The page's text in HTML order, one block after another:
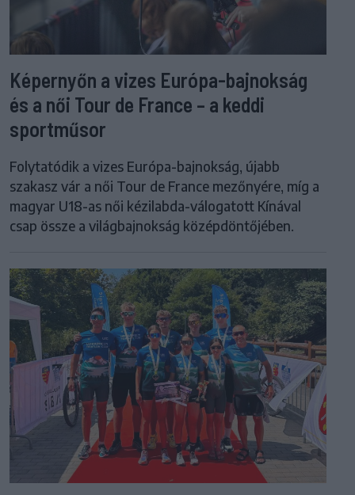
Képernyőn a vizes Európa-bajnokság
és a női Tour de France – a keddi
sportműsor
Folytatódik a vizes Európa-bajnokság, újabb
szakasz vár a női Tour de France mezőnyére, míg a
magyar U18-as női kézilabda-válogatott Kínával
csap össze a világbajnokság középdöntőjében.